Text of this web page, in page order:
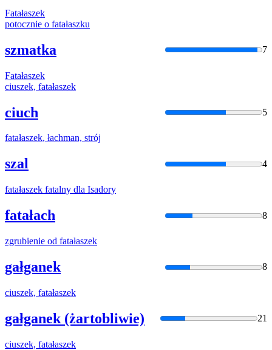
Fatałaszek
potocznie o fatałaszku
szmatka 7
Fatałaszek
ciuszek, fatałaszek
ciuch 5
fatałaszek, łachman, strój
szal 4
fatałaszek fatalny dla Isadory
fatałach 8
zgrubienie od fatałaszek
gałganek 8
ciuszek, fatałaszek
gałganek (żartobliwie) 21
ciuszek, fatałaszek